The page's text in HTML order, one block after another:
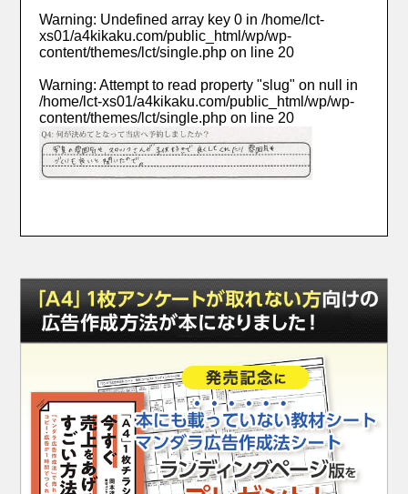
Warning: Undefined array key 0 in/home/lct-
xs01/a4kikaku.com/public_html/wp/wp-
content/themes/lct/single.php on line 20
Warning: Attempt to read property "slug" on null in
/home/lct-xs01/a4kikaku.com/public_html/wp/wp-
content/themes/lct/single.php on line 20